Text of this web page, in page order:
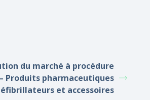
du marché à procédure
Produits pharmaceutiques
et accessoires